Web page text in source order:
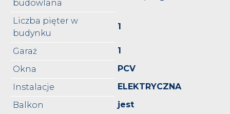
budowlana
Liczba pięter w
budynku
1
Garaż
1
Okna
PCV
Instalacje
ELEKTRYCZNA
Balkon
jest